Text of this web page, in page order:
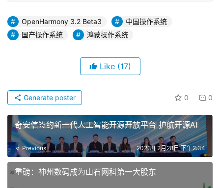
OpenHarmony 3.2 Beta3
中国操作系统
国产操作系统
鸿蒙操作系统
Like (17)
0 0
Generate poster
奇安信签约新一代人工智能开源开放平台 护航开源AI
Previous 2023年2月28日 下午2:34
重磅：神州数码成为山石网科第一大股东